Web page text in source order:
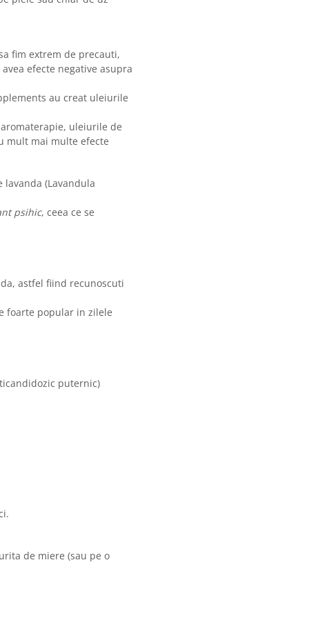
fim extrem de precauti,
efecte negative asupra
au creat uleiurile
uleiurile de
mult mai multe efecte
(Lavandula
psihic, ceea ce se
astfel fiind recunoscuti
foarte popular in zilele
puternic)
de miere (sau pe o